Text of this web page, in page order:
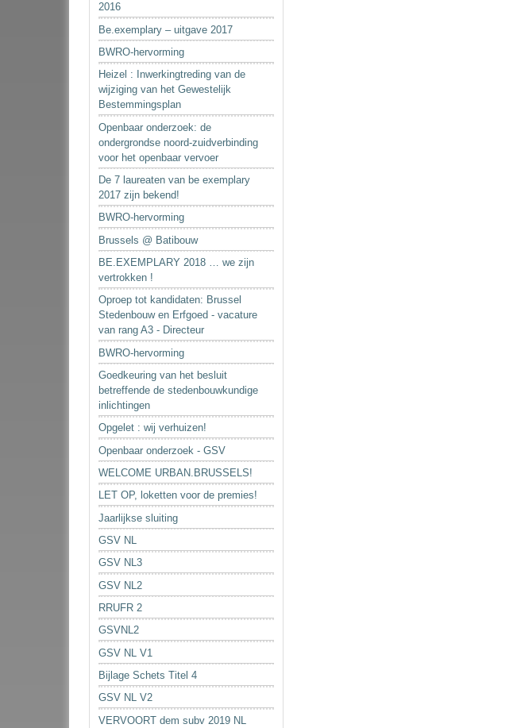
2016
Be.exemplary – uitgave 2017
BWRO-hervorming
Heizel : Inwerkingtreding van de
wijziging van het Gewestelijk
Bestemmingsplan
Openbaar onderzoek: de
ondergrondse noord-zuidverbinding
voor het openbaar vervoer
De 7 laureaten van be exemplary
2017 zijn bekend!
BWRO-hervorming
Brussels @ Batibouw
BE.EXEMPLARY 2018 … we zijn
vertrokken !
Oproep tot kandidaten: Brussel
Stedenbouw en Erfgoed - vacature
van rang A3 - Directeur
BWRO-hervorming
Goedkeuring van het besluit
betreffende de stedenbouwkundige
inlichtingen
Opgelet : wij verhuizen!
Openbaar onderzoek - GSV
WELCOME URBAN.BRUSSELS!
LET OP, loketten voor de premies!
Jaarlijkse sluiting
GSV NL
GSV NL3
GSV NL2
RRUFR 2
GSVNL2
GSV NL V1
Bijlage Schets Titel 4
GSV NL V2
VERVOORT dem subv 2019 NL